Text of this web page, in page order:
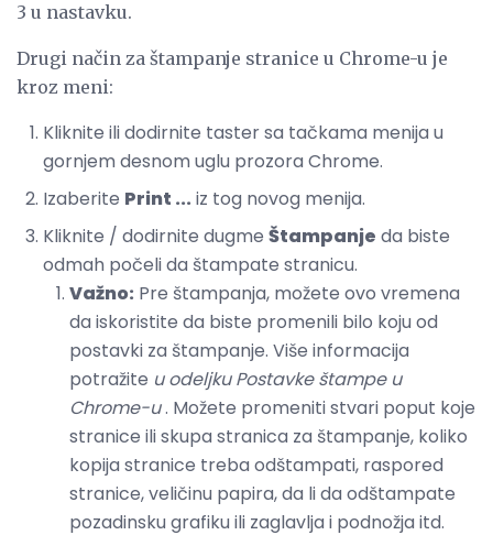
3 u nastavku.
Drugi način za štampanje stranice u Chrome-u je
kroz meni:
Kliknite ili dodirnite taster sa tačkama menija u
gornjem desnom uglu prozora Chrome.
Izaberite Print ... iz tog novog menija.
Kliknite / dodirnite dugme Štampanje da biste
odmah počeli da štampate stranicu.
Važno: Pre štampanja, možete ovo vremena
da iskoristite da biste promenili bilo koju od
postavki za štampanje. Više informacija
potražite u odeljku Postavke štampe u
Chrome-u. Možete promeniti stvari poput koje
stranice ili skupa stranica za štampanje, koliko
kopija stranice treba odštampati, raspored
stranice, veličinu papira, da li da odštampate
pozadinsku grafiku ili zaglavlja i podnožja itd.